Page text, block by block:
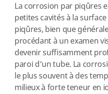
La corrosion par piqûres
petites cavités à la
piqûres, bien que
procédant à un examen
devenir suffisamment
paroi d’un tube. La
le plus souvent à des
milieux à forte teneur en